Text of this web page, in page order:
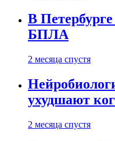
В
БПЛА
2 месяца спустя
ухудшают
2 месяца спустя